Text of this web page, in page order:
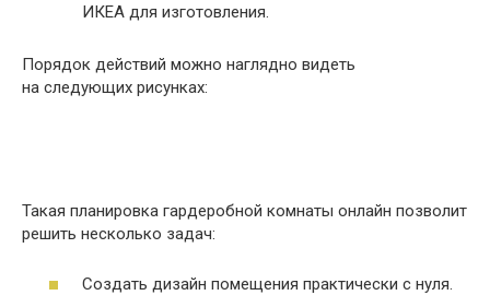
ИКЕА для изготовления.
Порядок действий можно наглядно видеть
на следующих рисунках:
Такая планировка гардеробной комнаты онлайн позволит
решить несколько задач:
Создать дизайн помещения практически с нуля.